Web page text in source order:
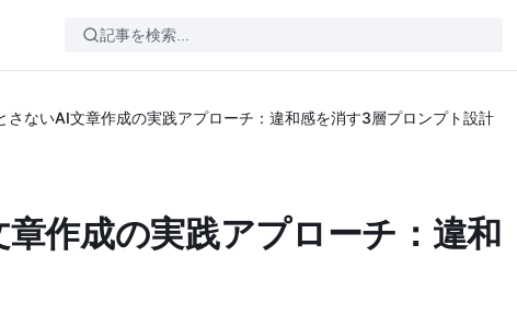
さないAI文章作成の実践アプローチ：違和感を消す3層プロンプト設計
作成の実践アプローチ：違和